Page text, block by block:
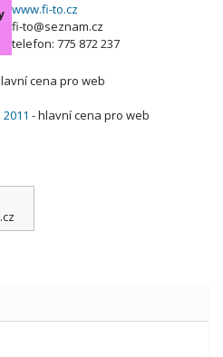
www.fi-to.cz
fi-to@seznam.cz
telefon: 775 872 237
cena pro web
- hlavní cena pro web